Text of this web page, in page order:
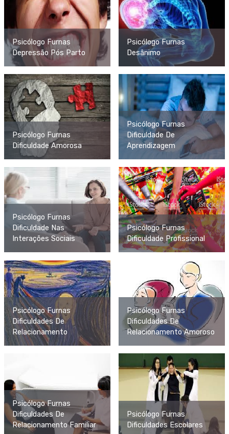
Psicólogo Furnas
Depressão Pós Parto
Psicólogo Furnas
Desânimo
Psicólogo Furnas
Dificuldade Amorosa
Psicólogo Furnas
Dificuldade De
Aprendizagem
Psicólogo Furnas
Dificuldade Nas
Interações Sociais
Psicólogo Furnas
Dificuldade Profissional
Psicólogo Furnas
Dificuldades De
Relacionamento
Psicólogo Furnas
Dificuldades De
Relacionamento Amoroso
Psicólogo Furnas
Dificuldades De
Relacionamento Familiar
Psicólogo Furnas
Dificuldades Escolares